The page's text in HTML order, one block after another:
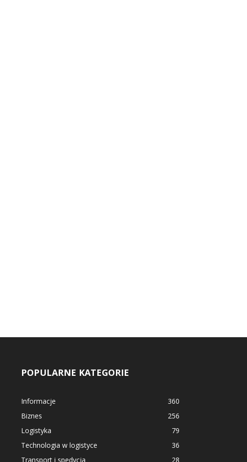
POPULARNE KATEGORIE
Informacje
360
Biznes
256
Logistyka
79
Technologia w logistyce
36
Transport i spedycja
28